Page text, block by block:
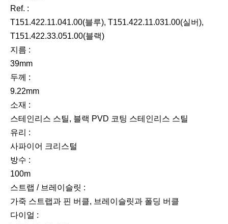
Ref. :
T151.422.11.041.00(블루), T151.422.11.031.00(실버),
T151.422.33.051.00(블랙)
지름 :
39mm
두께 :
9.22mm
소재 :
스테인리스 스틸, 블랙 PVD 코팅 스테인리스 스틸
유리 :
사파이어 크리스털
방수 :
100m
스트랩 / 브레이슬릿 :
가죽 스트랩과 핀 버클, 브레이슬릿과 폴딩 버클
다이얼 :